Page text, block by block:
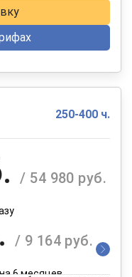
250-400 ч.
/ 54 980 руб.
/ 9 164 руб.
6 месяцев